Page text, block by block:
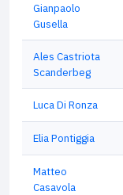
Gianpaolo
Gusella
Ales Castriota
Scanderbeg
Luca Di Ronza
Elia Pontiggia
Matteo
Casavola